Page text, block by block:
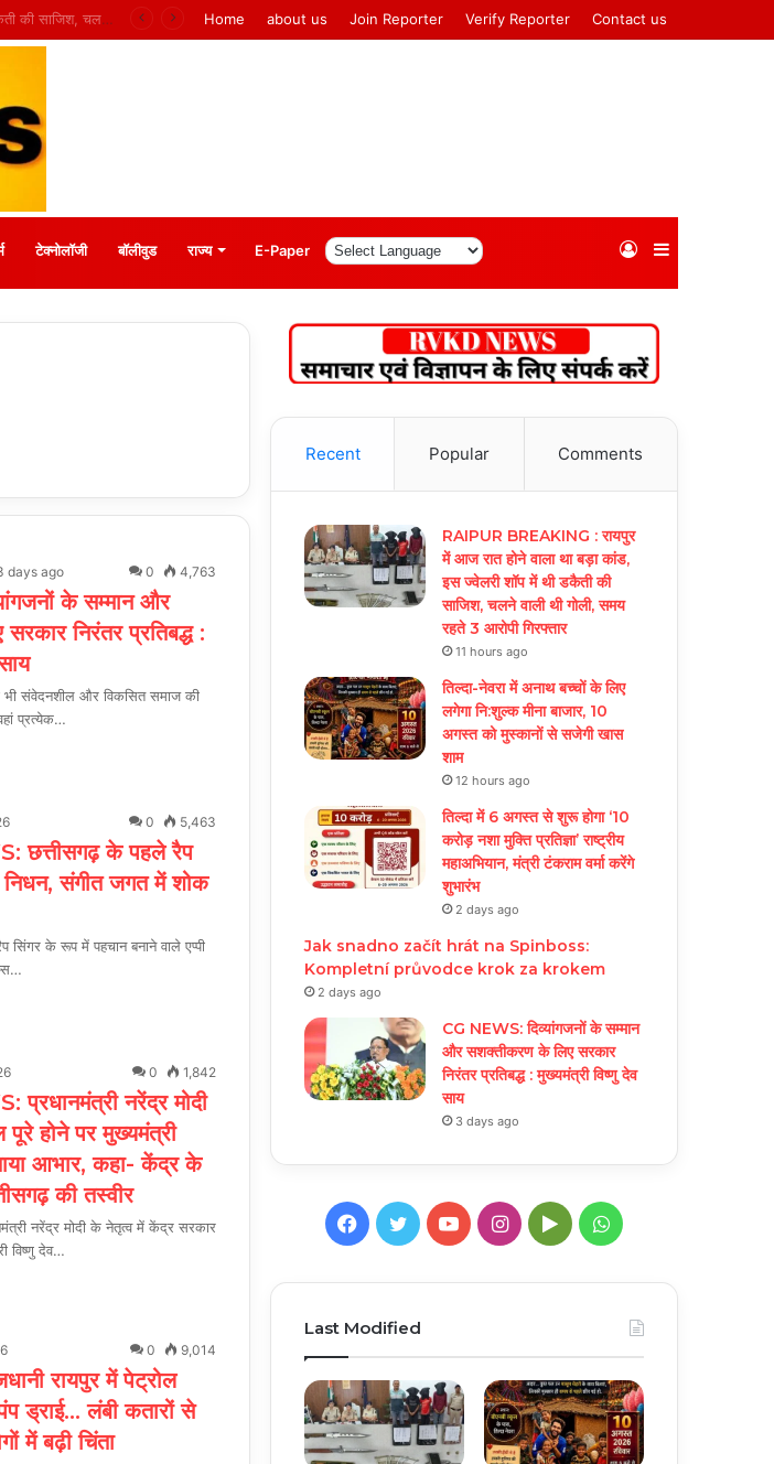
खास शाम Home about us Join Reporter Verify Reporter Contact us
टेक्नोलॉजी बॉलीवुड राज्य E-Paper Sidebar
Log
days ago 0 4,763
के सम्मान और
निरंतर प्रतिबद्ध :
भी संवेदनशील और विकसित समाज की
प्रत्येक…
0 5,463
छत्तीसगढ़ के पहले रैप
निधन, संगीत जगत में शोक
सिंगर के रूप में पहचान बनाने वाले एप्पी
0 1,842
नरेंद्र मोदी
होने पर मुख्यमंत्री
आभार, कहा- केंद्र के
की तस्वीर
नरेंद्र मोदी के नेतृत्व में केंद्र सरकार
विष्णु देव…
0 9,014
रायपुर में पेट्रोल
ड्राई… लंबी कतारों से
में बढ़ी चिंता
Recent Popular Comments
RAIPUR BREAKING : रायपुर
में आज रात होने वाला था बड़ा कांड,
इस ज्वेलरी शॉप में थी डकैती की
साजिश, चलने वाली थी गोली, समय
रहते 3 आरोपी गिरफ्तार
11 hours ago
तिल्दा-नेवरा में अनाथ बच्चों के लिए
लगेगा नि:शुल्क मीना बाजार, 10
अगस्त को मुस्कानों से सजेगी खास
शाम
12 hours ago
तिल्दा में 6 अगस्त से शुरू होगा ‘10
करोड़ नशा मुक्ति प्रतिज्ञा’ राष्ट्रीय
महाअभियान, मंत्री टंकराम वर्मा करेंगे
शुभारंभ
2 days ago
Jak snadno začít hrát na Spinboss:
Kompletní průvodce krok za krokem
2 days ago
CG NEWS: दिव्यांगजनों के सम्मान
और सशक्तीकरण के लिए सरकार
निरंतर प्रतिबद्ध : मुख्यमंत्री विष्णु देव
साय
3 days ago
Facebook
TwitterYouTubeInstagram
GoogleWhatsApp
Last Modified